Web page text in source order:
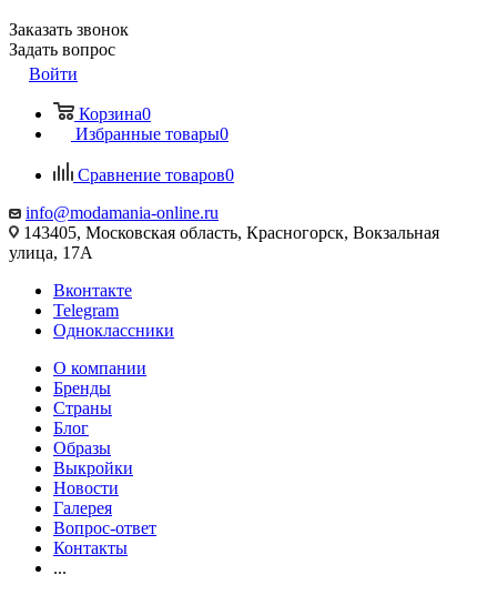
Заказать звонок
Задать вопрос
Войти
Корзина0
Избранные товары0
Сравнение товаров0
info@modamania-online.ru
143405, Московская область, Красногорск, Вокзальная
улица, 17А
Вконтакте
Telegram
Одноклассники
О компании
Бренды
Страны
Блог
Образы
Выкройки
Новости
Галерея
Вопрос-ответ
Контакты
...